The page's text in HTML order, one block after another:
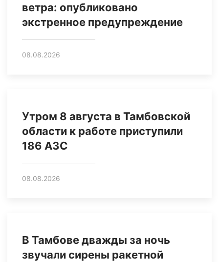
ветра: опубликовано
экстренное предупреждение
08.08.2026
Утром 8 августа в Тамбовской
области к работе приступили
186 АЗС
08.08.2026
В Тамбове дважды за ночь
звучали сирены ракетной